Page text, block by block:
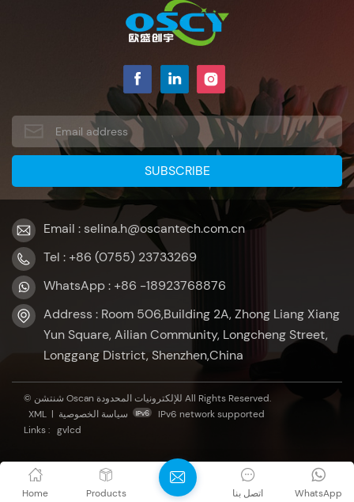
Email : selina.h@oscantech.com.cn
Tel : +86 (0755) 23733269
WhatsApp : +86 -18923768876
Address : Room 506,Building 2A, Zhong Liang Xiang
Yun Square, Ailian Community, Longcheng Street,
Longgang District, Shenzhen,China
© شنتشن Oscan للإلكترونيات المحدودة All Rights Reserved.
XML | سياسة الخصوصية
IPv6 network supported
Links : gvlcd
Home Products WhatsApp اتصل بنا